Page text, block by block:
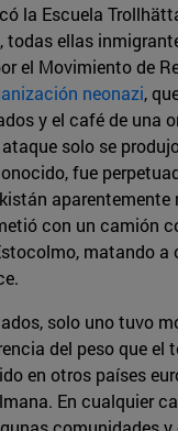
la Escuela
todas ellas
el Movimiento de
neonazi,
y el café de una
solo se
fue
con un camión
matando a
solo uno tuvo
del peso que el
en otros países
En cualquier